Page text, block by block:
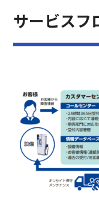
サービスフ